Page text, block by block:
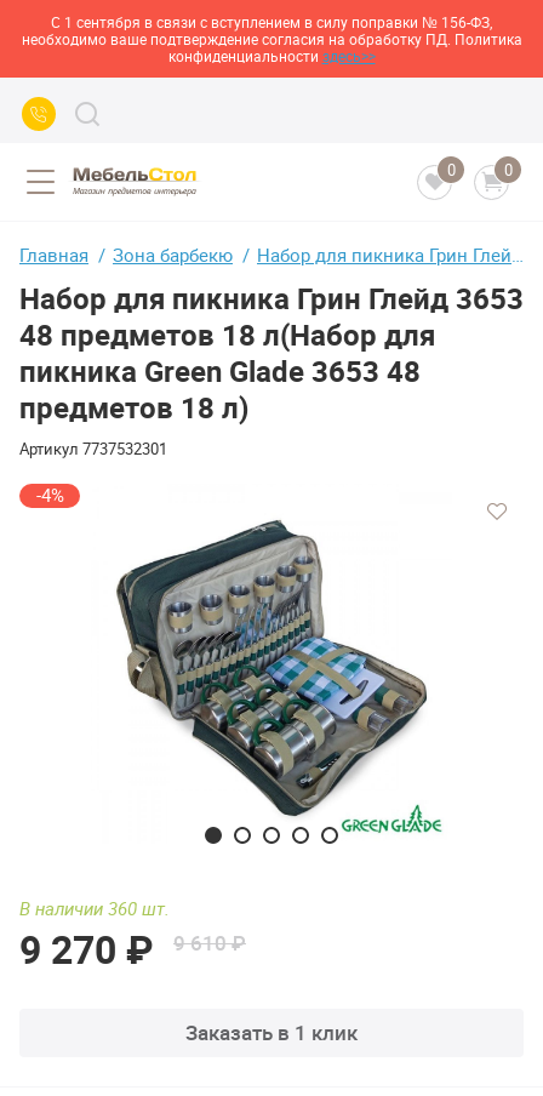
С 1 сентября в связи с вступлением в силу поправки № 156-ФЗ,
необходимо ваше подтверждение согласия на обработку ПД. Политика
конфиденциальности здесь>>
0 0
Главная Зона барбекю Набор для пикника Грин Глейд 3653 48 предметов 18 л(Набор для пикника Green Glade 3653 48 предметов 18 л)
Набор для пикника Грин Глейд 3653
48 предметов 18 л(Набор для
пикника Green Glade 3653 48
предметов 18 л)
Артикул 7737532301
-4%
В наличии 360 шт.
9 270 ₽ 9 610 ₽
Заказать в 1 клик